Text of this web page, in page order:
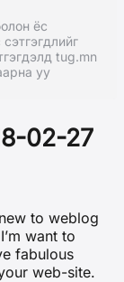
ёс
tug.mn
уу
02-27
to weblog
want to
fabulous
web-site.